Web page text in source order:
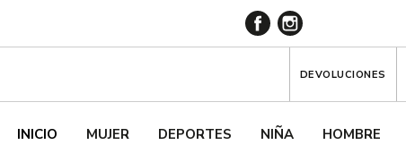
INICIO MUJER DEPORTES NIÑA HOMBRE
DEVOLUCIONES